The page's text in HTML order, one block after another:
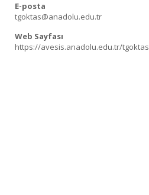
E-posta
tgoktas@anadolu.edu.tr
Web Sayfası
https://avesis.anadolu.edu.tr/tgoktas